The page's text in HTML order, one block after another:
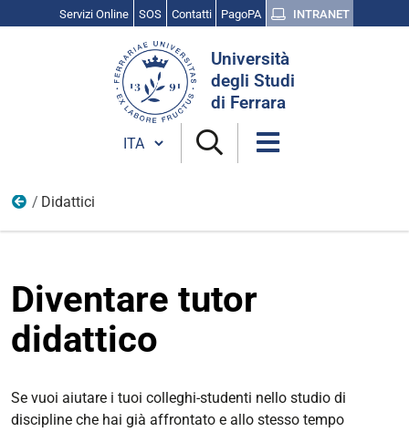
Servizi Online SOS Contatti PagoPA INTRANET
Università
degli Studi
di Ferrara
Cambia lingua
Diventa tutor
Didattici
Diventare tutor
didattico
Se vuoi aiutare i tuoi colleghi-studenti nello studio di
discipline che hai già affrontato e allo stesso tempo